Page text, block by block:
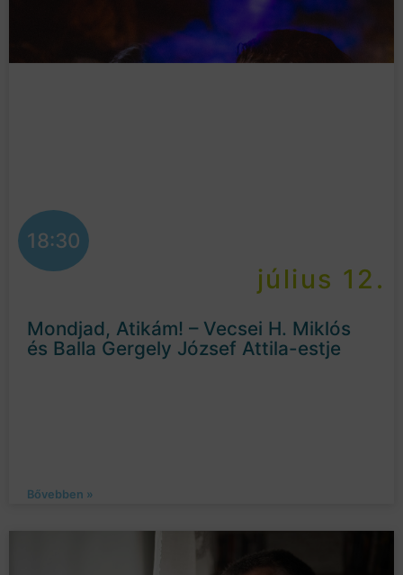
18:30
július 12.
Mondjad, Atikám! – Vecsei H. Miklós
és Balla Gergely József Attila-estje
Bővebben »